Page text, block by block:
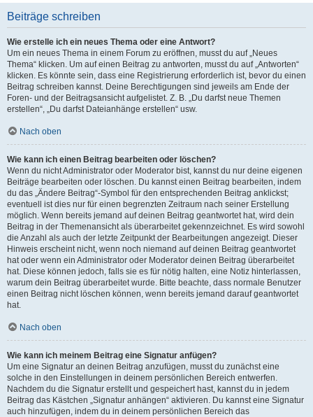
Beiträge schreiben
Wie erstelle ich ein neues Thema oder eine Antwort?
Um ein neues Thema in einem Forum zu eröffnen, musst du auf „Neues
Thema“ klicken. Um auf einen Beitrag zu antworten, musst du auf „Antworten“
klicken. Es könnte sein, dass eine Registrierung erforderlich ist, bevor du einen
Beitrag schreiben kannst. Deine Berechtigungen sind jeweils am Ende der
Foren- und der Beitragsansicht aufgelistet. Z. B. „Du darfst neue Themen
erstellen“, „Du darfst Dateianhänge erstellen“ usw.
Nach oben
Wie kann ich einen Beitrag bearbeiten oder löschen?
Wenn du nicht Administrator oder Moderator bist, kannst du nur deine eigenen
Beiträge bearbeiten oder löschen. Du kannst einen Beitrag bearbeiten, indem
du das „Ändere Beitrag“-Symbol für den entsprechenden Beitrag anklickst;
eventuell ist dies nur für einen begrenzten Zeitraum nach seiner Erstellung
möglich. Wenn bereits jemand auf deinen Beitrag geantwortet hat, wird dein
Beitrag in der Themenansicht als überarbeitet gekennzeichnet. Es wird sowohl
die Anzahl als auch der letzte Zeitpunkt der Bearbeitungen angezeigt. Dieser
Hinweis erscheint nicht, wenn noch niemand auf deinen Beitrag geantwortet
hat oder wenn ein Administrator oder Moderator deinen Beitrag überarbeitet
hat. Diese können jedoch, falls sie es für nötig halten, eine Notiz hinterlassen,
warum dein Beitrag überarbeitet wurde. Bitte beachte, dass normale Benutzer
einen Beitrag nicht löschen können, wenn bereits jemand darauf geantwortet
hat.
Nach oben
Wie kann ich meinem Beitrag eine Signatur anfügen?
Um eine Signatur an deinen Beitrag anzufügen, musst du zunächst eine
solche in den Einstellungen in deinem persönlichen Bereich entwerfen.
Nachdem du die Signatur erstellt und gespeichert hast, kannst du in jedem
Beitrag das Kästchen „Signatur anhängen“ aktivieren. Du kannst eine Signatur
auch hinzufügen, indem du in deinem persönlichen Bereich das